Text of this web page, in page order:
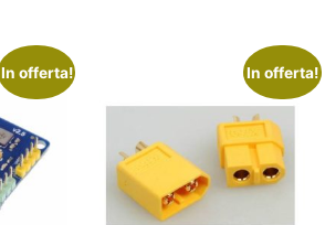
In offerta! In offerta!